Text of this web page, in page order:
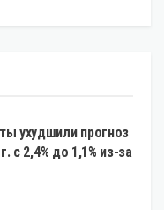
ухудшили прогноз
с 2,4% до 1,1% из-за